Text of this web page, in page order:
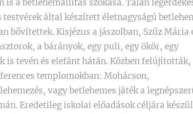
a betlehemállítás szokása. Talán
által készített életnagyságú
bővítettek. Kisjézus a jászolban, Szűz Mária
a bárányok, egy puli, egy ökör, egy
is tevén és elefánt hátán. Közben felújították,
templomokban: Mohácson,
vagy betlehemes játék a
Eredetileg iskolai előadások céljára